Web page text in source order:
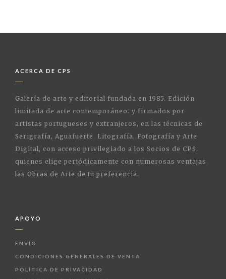
ACERCA DE CPS
Galería de arte y editorial fundada en 1985. Edición
limitada de arte contemporáneo. y firmados por
artistas portugueses y extranjeros, en las técnicas de
Serigrafía, Aguafuerte, Litografía, Fotografía y Arte
Digital, con acceso privilegiado a los Socios de CPS,
quienes elige periódicamente con numerosas ventajas,
las Obras de Arte de tu preferencia.
APOYO
ENVÍO
CONDICIONES GENERALES DE VENTA
POLÍTICA DE PRIVACIDAD